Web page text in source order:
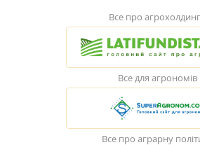
Все про
Все для агрономів
Все про аграрну